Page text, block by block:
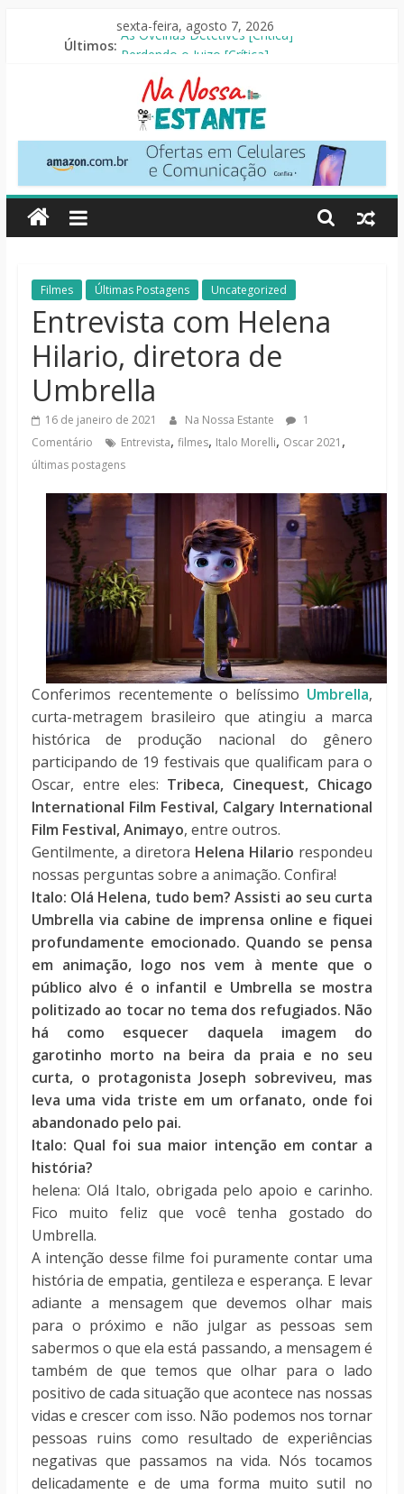
sexta-feira, agosto 7, 2026
Últimos: As Ovelhas Detetives [Crítica]
Slow Horses – 3ª Temporada [Crítica]
Seus Amigos e Vizinhos [Crítica]
O Pistoleiro [Resenha Literária]
Na
Nossa
Estante
Críticas
livros,
filmes,
séries
notícias
Filmes Últimas Postagens Uncategorized
Entrevista com Helena
Hilario, diretora de
Umbrella
16 de janeiro de 2021 Na Nossa Estante
1
Comentário
Entrevista, filmes, Italo Morelli, Oscar 2021 ,
últimas postagens
Conferimos recentemente o belíssimo Umbrella,
curta-metragem brasileiro que atingiu a marca
histórica de produção nacional do gênero
participando de 19 festivais que qualificam para o
Oscar, entre eles: Tribeca, Cinequest, Chicago
International Film Festival, Calgary International
Film Festival, Animayo, entre outros.
Gentilmente, a diretora Helena Hilario respondeu
nossas perguntas sobre a animação. Confira!
Italo: Olá Helena, tudo bem? Assisti ao seu curta
Umbrella via cabine de imprensa online e fiquei
profundamente emocionado. Quando se pensa
em animação, logo nos vem à mente que o
público alvo é o infantil e Umbrella se mostra
politizado ao tocar no tema dos refugiados. Não
há como esquecer daquela imagem do
garotinho morto na beira da praia e no seu
curta, o protagonista Joseph sobreviveu, mas
leva uma vida triste em um orfanato, onde foi
abandonado pelo pai.
Italo: Qual foi sua maior intenção em contar a
história?
helena: Olá Italo, obrigada pelo apoio e carinho.
Fico muito feliz que você tenha gostado do
Umbrella.
A intenção desse filme foi puramente contar uma
história de empatia, gentileza e esperança. E levar
adiante a mensagem que devemos olhar mais
para o próximo e não julgar as pessoas sem
sabermos o que ela está passando, a mensagem é
também de que temos que olhar para o lado
positivo de cada situação que acontece nas nossas
vidas e crescer com isso. Não podemos nos tornar
pessoas ruins como resultado de experiências
negativas que passamos na vida. Nós tocamos
delicadamente e de uma forma muito sutil no